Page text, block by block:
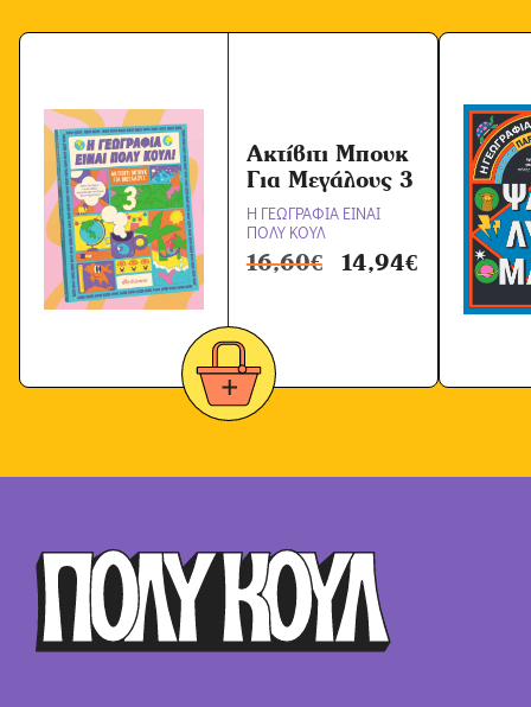
Ακτίβιτι Μπουκ
Για Μεγάλους 3
Η ΓΕΩΓΡΑΦΙΑ ΕΙΝΑΙ
ΠΟΛΥ ΚΟΥΛ
16,60€ 14,94€